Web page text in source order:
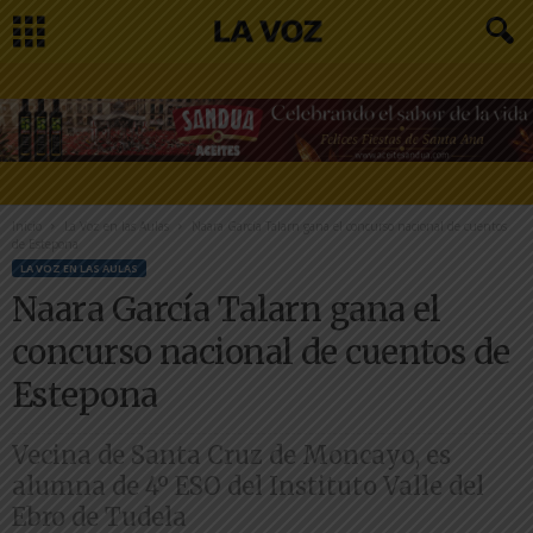
Inicio La Voz en las Aulas
Naara García Talarn gana el concurso nacional de cuentos
LA VOZ EN LAS AULAS
Naara García Talarn gana el
concurso nacional de cuentos de
Estepona
Vecina de Santa Cruz de Moncayo, es
alumna de 4º ESO del Instituto Valle del
Ebro de Tudela